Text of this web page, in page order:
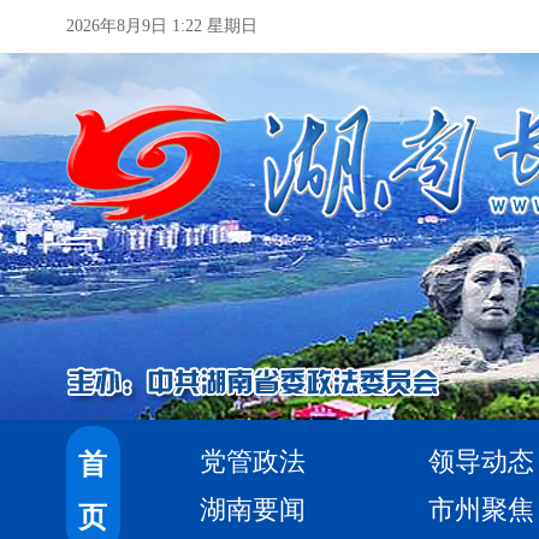
2026年8月9日 1:22 星期日
首
页
党管政法
领导动态
湖南要闻
市州聚焦